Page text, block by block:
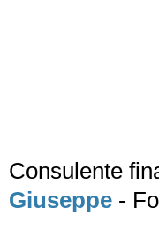
Consulente
Giuseppe -